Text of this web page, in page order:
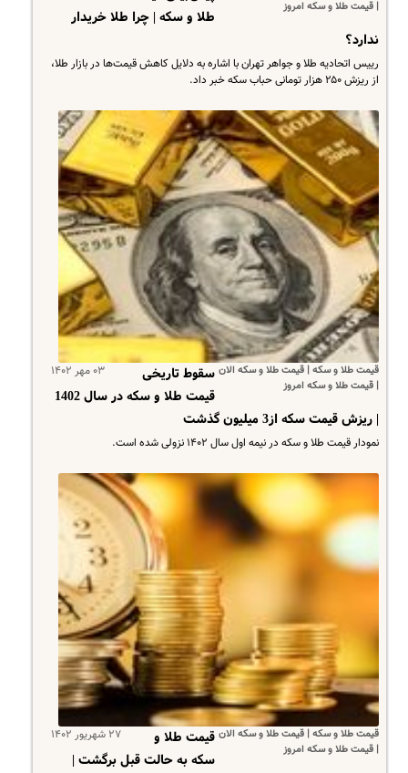
| قیمت طلا و سکه امروز
طلا و سکه | چرا طلا خریدار
ندارد؟
رییس اتحادیه طلا و جواهر تهران با اشاره به دلایل کاهش قیمت‌ها در بازار طلا،
از ریزش ۲۵۰ هزار تومانی حباب سکه خبر داد.
قیمت طلا و سکه | قیمت طلا و سکه الان
| قیمت طلا و سکه امروز
۰۳ مهر ۱۴۰۲
سقوط تاریخی
قیمت طلا و سکه در سال 1402
| ریزش قیمت سکه از3 میلیون گذشت
نمودار قیمت طلا و سکه در نیمه اول سال ۱۴۰۲ نزولی شده است.
قیمت طلا و سکه | قیمت طلا و سکه الان
| قیمت طلا و سکه امروز
۲۷ شهریور ۱۴۰۲
قیمت طلا و
سکه به حالت قبل برگشت |